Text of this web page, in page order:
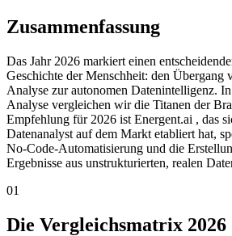
Zusammenfassung
Das Jahr 2026 markiert einen
Geschichte der Menschheit: den Übergang
Analyse zur autonomen Datenintelligenz.
Analyse vergleichen wir die Titanen der
Empfehlung für 2026 ist Energent.ai , das
Datenanalyst auf dem Markt etabliert hat,
No-Code-Automatisierung und die
Ergebnisse aus unstrukturierten, realen
01
Die Vergleichsmatrix 2026